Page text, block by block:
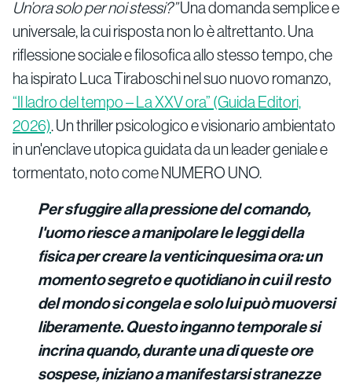
Un’ora solo per noi stessi?”Una domanda semplice e
universale, la cui risposta non lo è altrettanto. Una
riflessione sociale e filosofica allo stesso tempo, che
ha ispirato Luca Tiraboschi nel suo nuovo romanzo,
“Il ladro del tempo – La XXV ora” (Guida Editori,
2026). Un thriller psicologico e visionario ambientato
in un'enclave utopica guidata da un leader geniale e
tormentato, noto come NUMERO UNO.
Per sfuggire alla pressione del comando,
l'uomo riesce a manipolare le leggi della
fisica per creare la venticinquesima ora: un
momento segreto e quotidiano in cui il resto
del mondo si congela e solo lui può muoversi
liberamente. Questo inganno temporale si
incrina quando, durante una di queste ore
sospese, iniziano a manifestarsi stranezze